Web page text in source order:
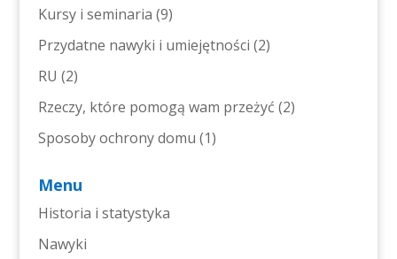
Kursy i seminaria (9)
Przydatne nawyki i umiejętności (2)
RU (2)
Rzeczy, które pomogą wam przeżyć (2)
Sposoby ochrony domu (1)
Menu
Historia i statystyka
Nawyki